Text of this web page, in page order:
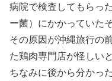
病院で検査してもらっ
ー菌）にかかっていた
その原因が沖縄旅行の
た鶏肉専門店が怪しい
ちなみに後から分かっ